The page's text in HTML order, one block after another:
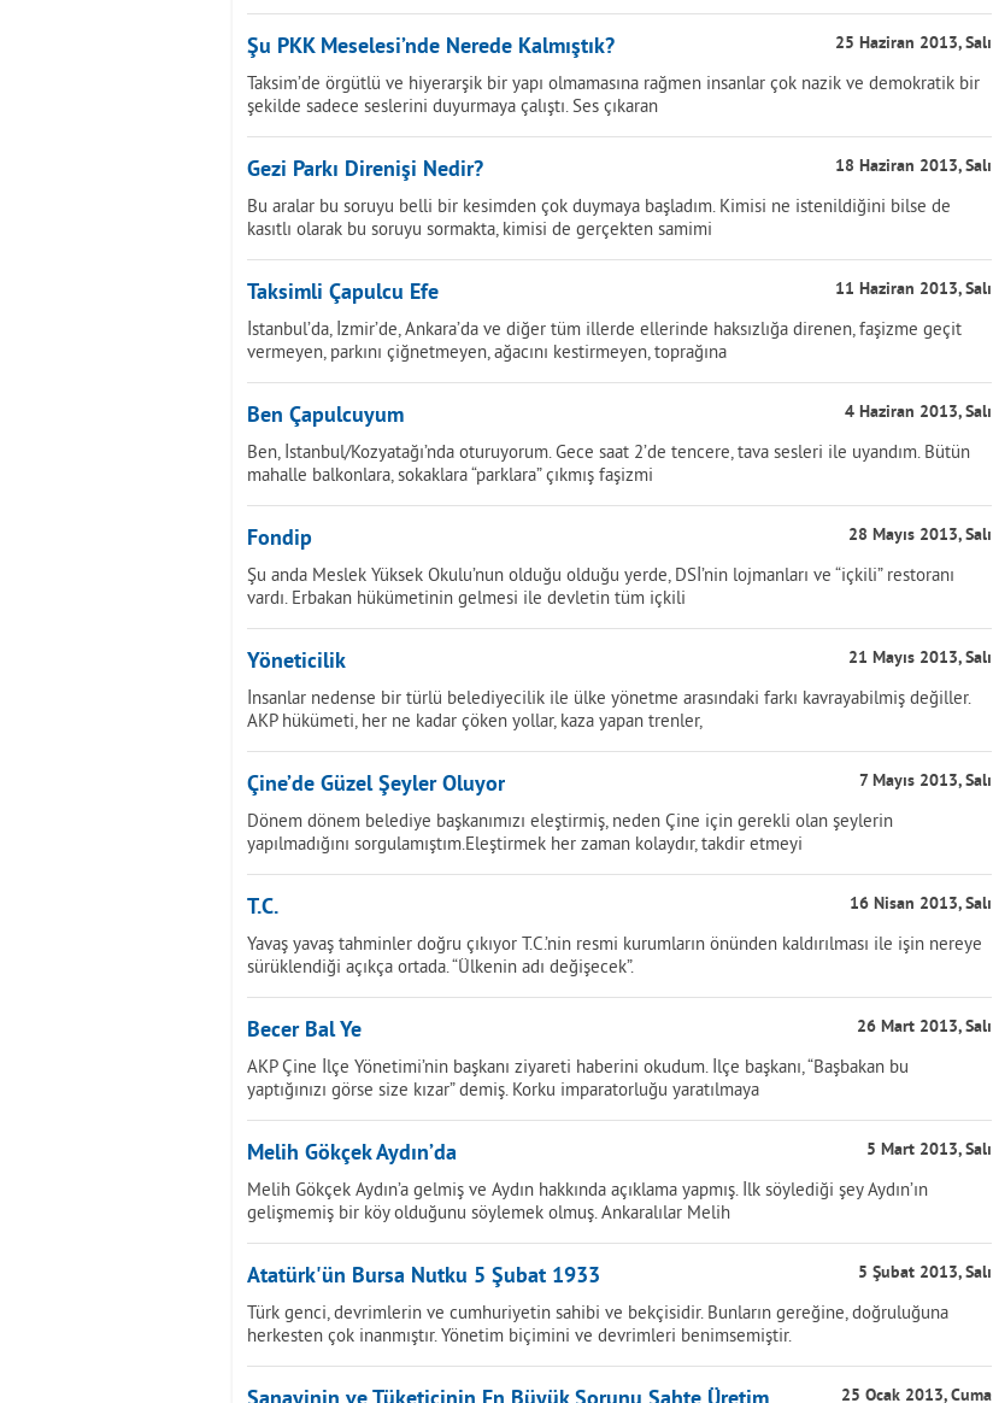
Şu PKK Meselesi’nde Nerede Kalmıştık? 25 Haziran 2013, Salı
Taksim’de örgütlü ve hiyerarşik bir yapı olmamasına rağmen insanlar çok nazik ve demokratik bir
şekilde sadece seslerini duyurmaya çalıştı. Ses çıkaran
Gezi Parkı Direnişi Nedir? 18 Haziran 2013, Salı
Bu aralar bu soruyu belli bir kesimden çok duymaya başladım. Kimisi ne istenildiğini bilse de
kasıtlı olarak bu soruyu sormakta, kimisi de gerçekten samimi
Taksimli Çapulcu Efe 11 Haziran 2013, Salı
İstanbul’da, İzmir’de, Ankara’da ve diğer tüm illerde ellerinde haksızlığa direnen, faşizme geçit
vermeyen, parkını çiğnetmeyen, ağacını kestirmeyen, toprağına
Ben Çapulcuyum 4 Haziran 2013, Salı
Ben, İstanbul/Kozyatağı’nda oturuyorum. Gece saat 2’de tencere, tava sesleri ile uyandım. Bütün
mahalle balkonlara, sokaklara “parklara” çıkmış faşizmi
Fondip 28 Mayıs 2013, Salı
Şu anda Meslek Yüksek Okulu’nun olduğu olduğu yerde, DSİ’nin lojmanları ve “içkili” restoranı
vardı. Erbakan hükümetinin gelmesi ile devletin tüm içkili
Yöneticilik 21 Mayıs 2013, Salı
İnsanlar nedense bir türlü belediyecilik ile ülke yönetme arasındaki farkı kavrayabilmiş değiller.
AKP hükümeti, her ne kadar çöken yollar, kaza yapan trenler,
Çine’de Güzel Şeyler Oluyor 7 Mayıs 2013, Salı
Dönem dönem belediye başkanımızı eleştirmiş, neden Çine için gerekli olan şeylerin
yapılmadığını sorgulamıştım.Eleştirmek her zaman kolaydır, takdir etmeyi
T.C. 16 Nisan 2013, Salı
Yavaş yavaş tahminler doğru çıkıyor T.C.’nin resmi kurumların önünden kaldırılması ile işin nereye
sürüklendiği açıkça ortada. “Ülkenin adı değişecek”.
Becer Bal Ye 26 Mart 2013, Salı
AKP Çine İlçe Yönetimi’nin başkanı ziyareti haberini okudum. İlçe başkanı, “Başbakan bu
yaptığınızı görse size kızar” demiş. Korku imparatorluğu yaratılmaya
Melih Gökçek Aydın’da 5 Mart 2013, Salı
Melih Gökçek Aydın’a gelmiş ve Aydın hakkında açıklama yapmış. İlk söylediği şey Aydın’ın
gelişmemiş bir köy olduğunu söylemek olmuş. Ankaralılar Melih
Atatürk'ün Bursa Nutku 5 Şubat 1933 5 Şubat 2013, Salı
Türk genci, devrimlerin ve cumhuriyetin sahibi ve bekçisidir. Bunların gereğine, doğruluğuna
herkesten çok inanmıştır. Yönetim biçimini ve devrimleri benimsemiştir.
25 Ocak 2013, Cuma